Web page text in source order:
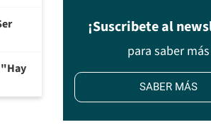
¡Suscribete al
para saber más
SABER MÁS